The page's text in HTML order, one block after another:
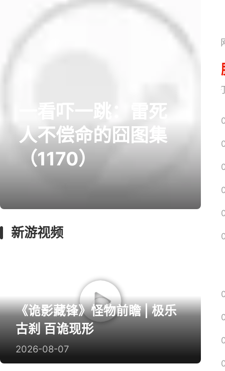
一看吓一跳：雷死
人不偿命的囧图集
（1170）
新游视频
《诡影藏锋》怪物前瞻 | 极乐
古刹 百诡现形
2026-08-07
网易搜